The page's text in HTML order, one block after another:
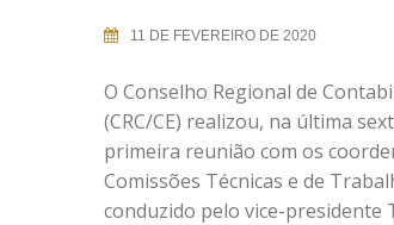
11 DE FEVEREIRO DE 2020
O Conselho Regional de
(CRC/CE) realizou, na última
primeira reunião com os
Comissões Técnicas e de
conduzido pelo vice-presidente